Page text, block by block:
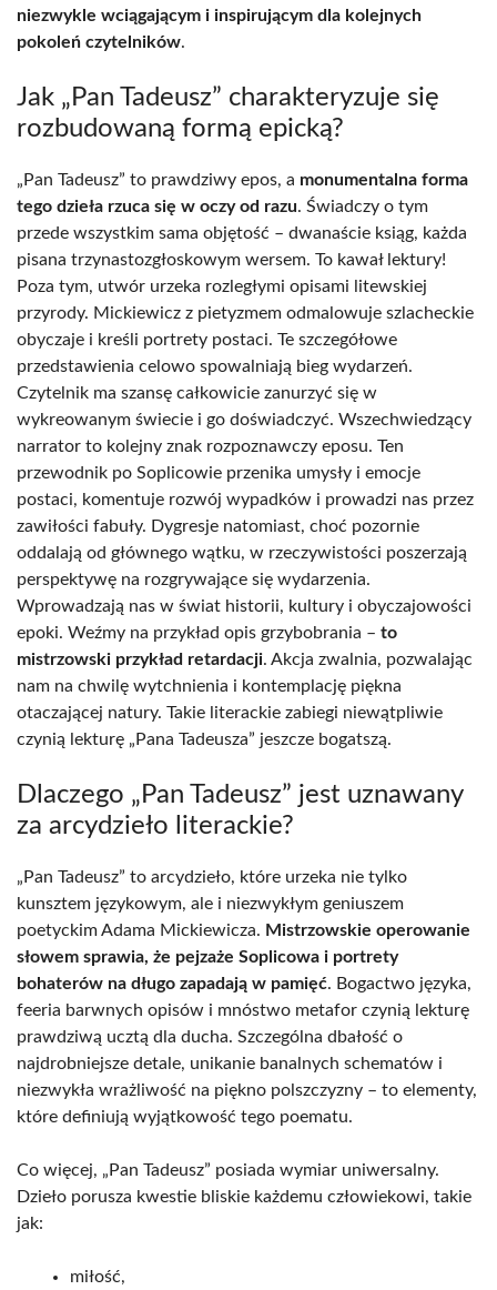
niezwykle wciągającym i inspirującym dla kolejnych
pokoleń czytelników.
Jak „Pan Tadeusz” charakteryzuje się
rozbudowaną formą epicką?
„Pan Tadeusz” to prawdziwy epos, a monumentalna forma
tego dzieła rzuca się w oczy od razu. Świadczy o tym
przede wszystkim sama objętość – dwanaście ksiąg, każda
pisana trzynastozgłoskowym wersem. To kawał lektury!
Poza tym, utwór urzeka rozległymi opisami litewskiej
przyrody. Mickiewicz z pietyzmem odmalowuje szlacheckie
obyczaje i kreśli portrety postaci. Te szczegółowe
przedstawienia celowo spowalniają bieg wydarzeń.
Czytelnik ma szansę całkowicie zanurzyć się w
wykreowanym świecie i go doświadczyć. Wszechwiedzący
narrator to kolejny znak rozpoznawczy eposu. Ten
przewodnik po Soplicowie przenika umysły i emocje
postaci, komentuje rozwój wypadków i prowadzi nas przez
zawiłości fabuły. Dygresje natomiast, choć pozornie
oddalają od głównego wątku, w rzeczywistości poszerzają
perspektywę na rozgrywające się wydarzenia.
Wprowadzają nas w świat historii, kultury i obyczajowości
epoki. Weźmy na przykład opis grzybobrania – to
mistrzowski przykład retardacji. Akcja zwalnia, pozwalając
nam na chwilę wytchnienia i kontemplację piękna
otaczającej natury. Takie literackie zabiegi niewątpliwie
czynią lekturę „Pana Tadeusza” jeszcze bogatszą.
Dlaczego „Pan Tadeusz” jest uznawany
za arcydzieło literackie?
„Pan Tadeusz” to arcydzieło, które urzeka nie tylko
kunsztem językowym, ale i niezwykłym geniuszem
poetyckim Adama Mickiewicza. Mistrzowskie operowanie
słowem sprawia, że pejzaże Soplicowa i portrety
bohaterów na długo zapadają w pamięć. Bogactwo języka,
feeria barwnych opisów i mnóstwo metafor czynią lekturę
prawdziwą ucztą dla ducha. Szczególna dbałość o
najdrobniejsze detale, unikanie banalnych schematów i
niezwykła wrażliwość na piękno polszczyzny – to elementy,
które definiują wyjątkowość tego poematu.
Co więcej, „Pan Tadeusz” posiada wymiar uniwersalny.
Dzieło porusza kwestie bliskie każdemu człowiekowi, takie
jak:
miłość,